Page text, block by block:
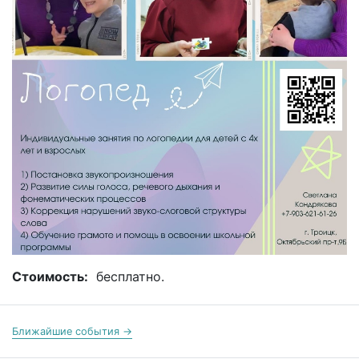
Стоимость: бесплатно.
Ближайшие события →